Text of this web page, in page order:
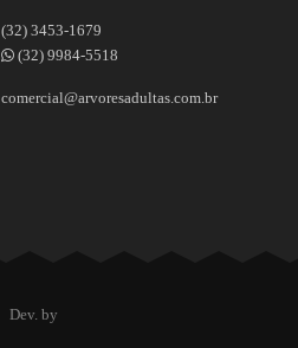
(32) 3453-1679
(32) 9984-5518
comercial@arvoresadultas.com.br
Dev. by